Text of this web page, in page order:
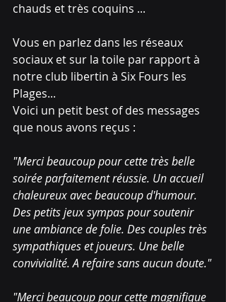
chauds et très coquins ...
Vous en parlez dans les réseaux
sociaux et sur la toile par rapport à
notre club libertin à Six Fours les
Plages...
Voici un petit best of des messages
que nous avons reçus :
"Merci beaucoup pour cette très belle
soirée parfaitement réussie. Un accueil
chaleureux avec beaucoup d'humour.
Des petits jeux sympas pour soutenir
une ambiance de folie. Des couples très
sympathiques et joueurs. Une belle
convivialité. A refaire sans aucun doute."
"Merci beaucoup pour cette magnifique